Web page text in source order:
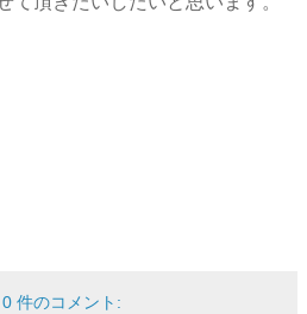
0 件のコメント: